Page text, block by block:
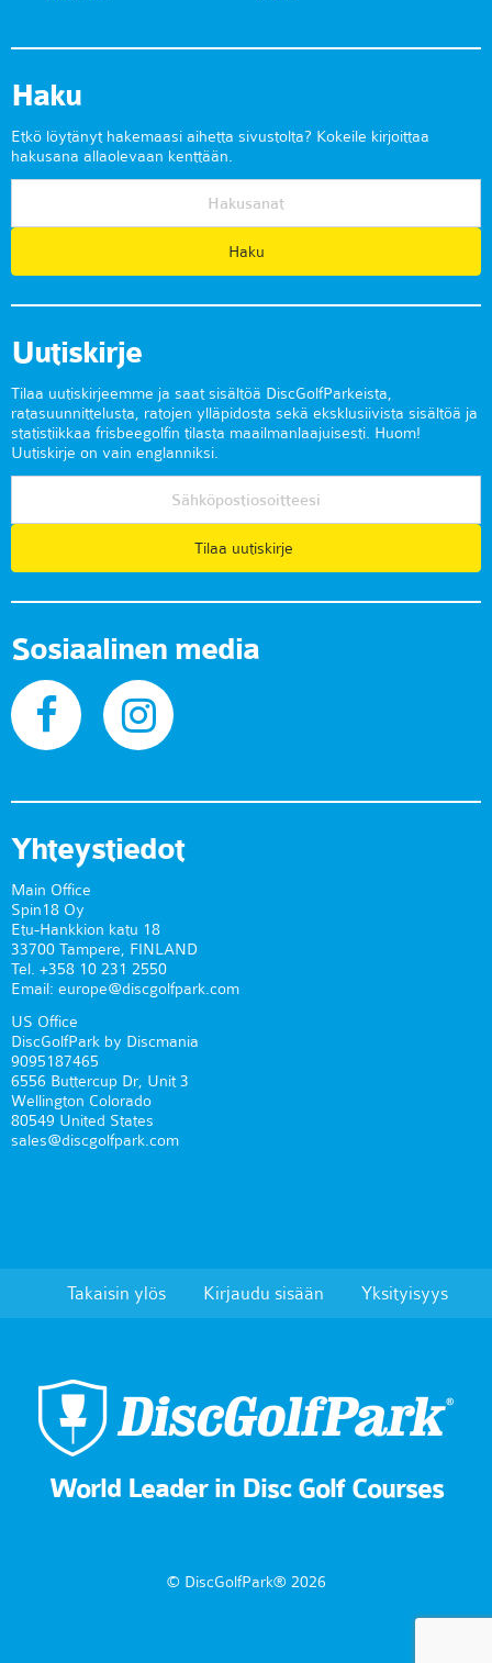
Haku
Etkö löytänyt hakemaasi aihetta sivustolta? Kokeile kirjoittaa
hakusana allaolevaan kenttään.
Uutiskirje
Tilaa uutiskirjeemme ja saat sisältöä DiscGolfParkeista,
ratasuunnittelusta, ratojen ylläpidosta sekä eksklusiivista sisältöä ja
statistiikkaa frisbeegolfin tilasta maailmanlaajuisesti. Huom!
Uutiskirje on vain englanniksi.
Tilaa uutiskirje
Sosiaalinen media
Yhteystiedot
Main Office
Spin18 Oy
Etu-Hankkion katu 18
33700 Tampere, FINLAND
Tel. +358 10 231 2550
Email: europe@discgolfpark.com
US Office
DiscGolfPark by Discmania
9095187465
6556 Buttercup Dr, Unit 3
Wellington Colorado
80549 United States
sales@discgolfpark.com
Takaisin ylös Kirjaudu sisään Yksityisyys
World Leader in Disc Golf Courses
© DiscGolfPark® 2026